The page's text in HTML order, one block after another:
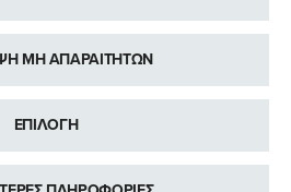
ΜΗ ΑΠΑΡΑΙΤΗΤΩΝ
ΕΠΙΛΟΓΗ